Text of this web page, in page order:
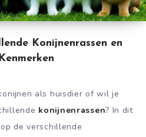
Konijnenrassen en
als huisdier of wil je
konijnenrassen? In dit
de verschillende